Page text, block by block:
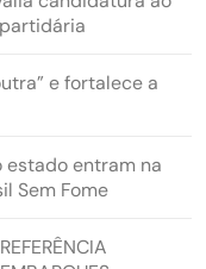
e fortalece a
entram na
Sem Fome